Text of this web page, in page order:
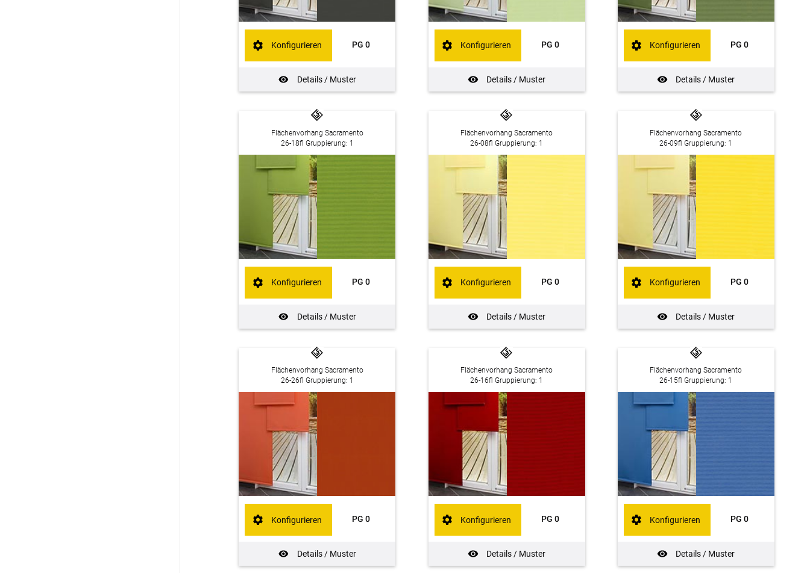
PG 0
Details / Muster
Konfigurieren PG 0
Details / Muster
Konfigurieren PG 0
Details / Muster
Konfigurieren
Flächenvorhang Sacramento
26-18fl Gruppierung: 1
PG 0
Details / Muster
Konfigurieren
Flächenvorhang Sacramento
26-08fl Gruppierung: 1
PG 0
Details / Muster
Konfigurieren
Flächenvorhang Sacramento
26-09fl Gruppierung: 1
PG 0
Details / Muster
Konfigurieren
Flächenvorhang Sacramento
26-26fl Gruppierung: 1
PG 0
Details / Muster
Konfigurieren
Flächenvorhang Sacramento
26-16fl Gruppierung: 1
PG 0
Details / Muster
Konfigurieren
Flächenvorhang Sacramento
26-15fl Gruppierung: 1
PG 0
Details / Muster
Konfigurieren